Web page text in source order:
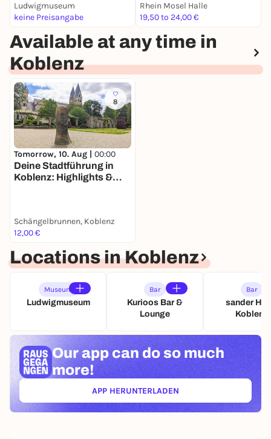
Ludwigmuseum
keine Preisangabe
Rhein Mosel Halle
19,50 to 24,00 €
Available at any time in
Koblenz
8
Tomorrow, 10. Aug | 00:00
Deine Stadtführung in
Koblenz: Highlights &
Schängelbrunnen, Koblenz
12,00 €
Locations in Koblenz
Museum
Ludwigmuseum
Bar
Kurioos Bar &
Lounge
Bar
sander
Koblenz
Our app can do so much
more!
APP HERUNTERLADEN(ÖFFNET IN NEUEM TAB)